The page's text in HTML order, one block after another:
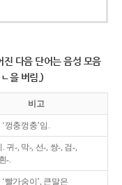
진 다음 단어는 음성 모음
을 버림.)
비고
껑충껑충’임.
귀-, 막-, 선-, 쌍-, 검-,
-.
빨가숭이’, 큰말은